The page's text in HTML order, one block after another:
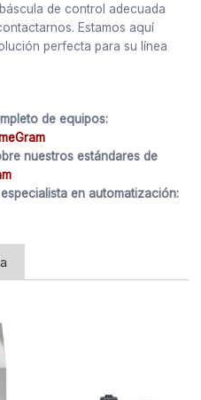
de control adecuada
Estamos aquí
perfecta para su línea
de equipos:
nuestros estándares de
en automatización: